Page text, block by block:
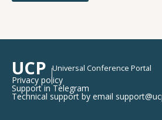
UCP Universal Conference Portal
Privacy policy
Support in Telegram
Technical support by email